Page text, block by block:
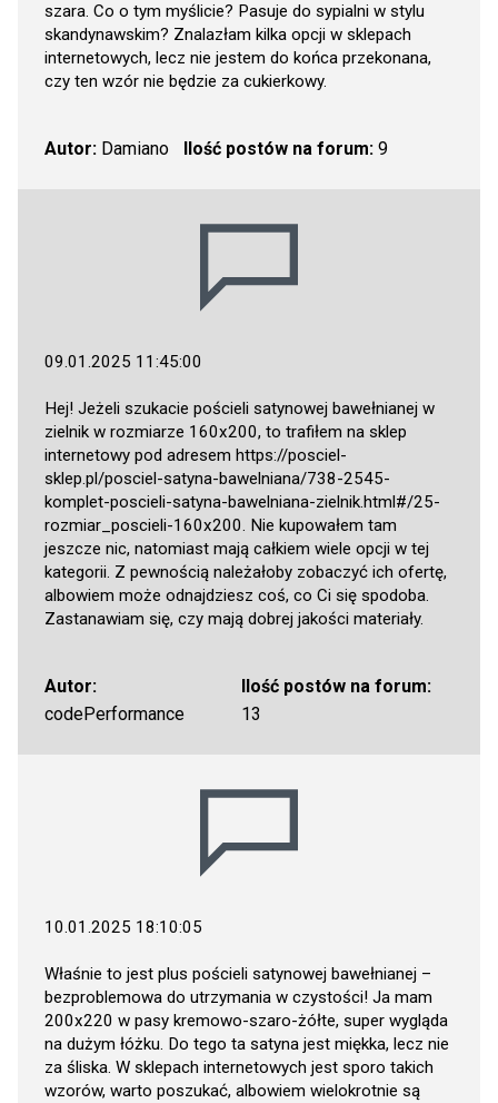
szara. Co o tym myślicie? Pasuje do sypialni w stylu
skandynawskim? Znalazłam kilka opcji w sklepach
internetowych, lecz nie jestem do końca przekonana,
czy ten wzór nie będzie za cukierkowy.
Autor: Damiano Ilość postów na forum:9
09.01.2025 11:45:00
Hej! Jeżeli szukacie pościeli satynowej bawełnianej w
zielnik w rozmiarze 160x200, to trafiłem na sklep
internetowy pod adresem https://posciel-
sklep.pl/posciel-satyna-bawelniana/738-2545-
komplet-poscieli-satyna-bawelniana-zielnik.html#/25-
rozmiar_poscieli-160x200. Nie kupowałem tam
jeszcze nic, natomiast mają całkiem wiele opcji w tej
kategorii. Z pewnością należałoby zobaczyć ich ofertę,
albowiem może odnajdziesz coś, co Ci się spodoba.
Zastanawiam się, czy mają dobrej jakości materiały.
Autor:
codePerformance
Ilość postów na forum:
13
10.01.2025 18:10:05
Właśnie to jest plus pościeli satynowej bawełnianej –
bezproblemowa do utrzymania w czystości! Ja mam
200x220 w pasy kremowo-szaro-żółte, super wygląda
na dużym łóżku. Do tego ta satyna jest miękka, lecz nie
za śliska. W sklepach internetowych jest sporo takich
wzorów, warto poszukać, albowiem wielokrotnie są